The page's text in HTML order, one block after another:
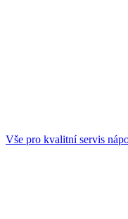
Vše pro kvalitní servis